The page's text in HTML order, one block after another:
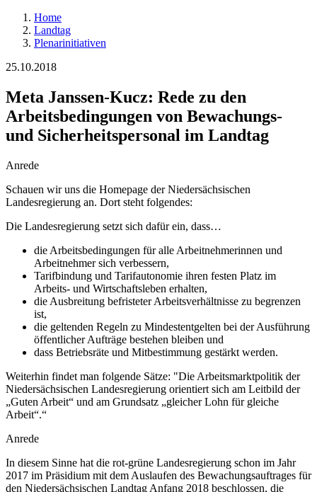
Home
Landtag
Plenarinitiativen
25.10.2018
Meta Janssen-Kucz: Rede zu den
Arbeitsbedingungen von Bewachungs-
und Sicherheitspersonal im Landtag
Anrede
Schauen wir uns die Homepage der Niedersächsischen
Landesregierung an. Dort steht folgendes:
Die Landesregierung setzt sich dafür ein, dass…
die Arbeitsbedingungen für alle Arbeitnehmerinnen und
Arbeitnehmer sich verbessern,
Tarifbindung und Tarifautonomie ihren festen Platz im
Arbeits- und Wirtschaftsleben erhalten,
die Ausbreitung befristeter Arbeitsverhältnisse zu begrenzen
ist,
die geltenden Regeln zu Mindestentgelten bei der Ausführung
öffentlicher Aufträge bestehen bleiben und
dass Betriebsräte und Mitbestimmung gestärkt werden.
Weiterhin findet man folgende Sätze: "Die Arbeitsmarktpolitik der
Niedersächsischen Landesregierung orientiert sich am Leitbild der
„Guten Arbeit“ und am Grundsatz „gleicher Lohn für gleiche
Arbeit“.“
Anrede
In diesem Sinne hat die rot-grüne Landesregierung schon im Jahr
2017 im Präsidium mit dem Auslaufen des Bewachungsauftrages für
den Niedersächsischen Landtag Anfang 2018 beschlossen, die